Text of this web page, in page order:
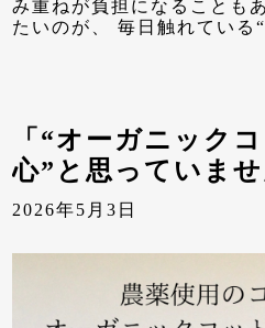
み重ねが負担になることも
たいのが、 毎日触れている“
「“オーガニック
心”と思っていませ
2026年5月3日